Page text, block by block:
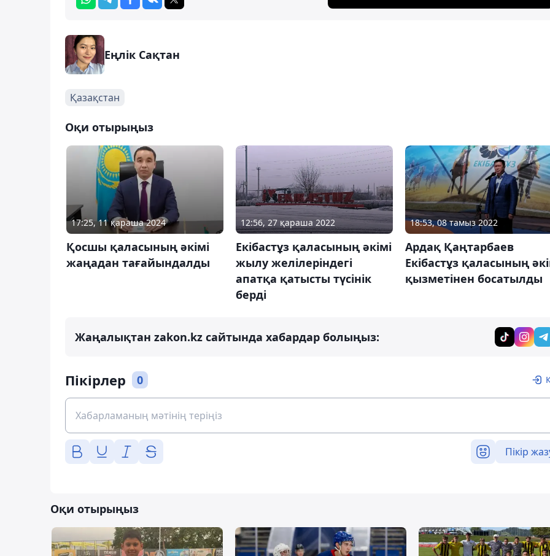
Еңлік Сақтан
Қазақстан
Оқи отырыңыз
17:25, 11 қараша 2024
Қосшы қаласының әкімі
жаңадан тағайындалды
12:56, 27 қараша 2022
Екібастұз қаласының әкімі
жылу желілеріндегі
апатқа қатысты түсінік
берді
18:53, 08 тамыз 2022
Ардақ Қаңтарбаев
Екібастұз қаласының
қызметінен босатылды
Жаңалықтан zakon.kz сайтында хабардар болыңыз:
Пікірлер 0
Пікір
Оқи отырыңыз